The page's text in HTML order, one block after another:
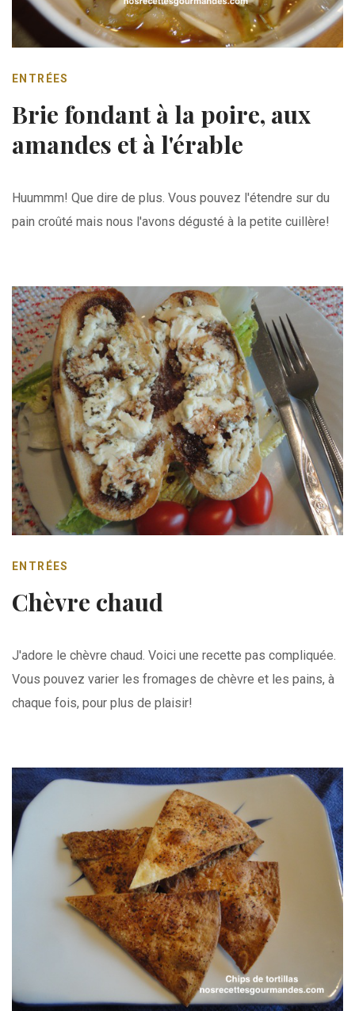
ENTRÉES
Brie fondant à la poire, aux
amandes et à l'érable
Huummm! Que dire de plus. Vous pouvez l'étendre sur du
pain croûté mais nous l'avons dégusté à la petite cuillère!
ENTRÉES
Chèvre chaud
J'adore le chèvre chaud. Voici une recette pas compliquée.
Vous pouvez varier les fromages de chèvre et les pains, à
chaque fois, pour plus de plaisir!